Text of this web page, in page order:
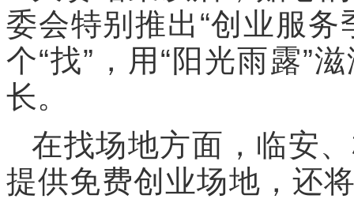
委会特别推出“创业服
个“找”，用“阳光雨露”
长。
在找场地方面，临安
提供免费创业场地，还